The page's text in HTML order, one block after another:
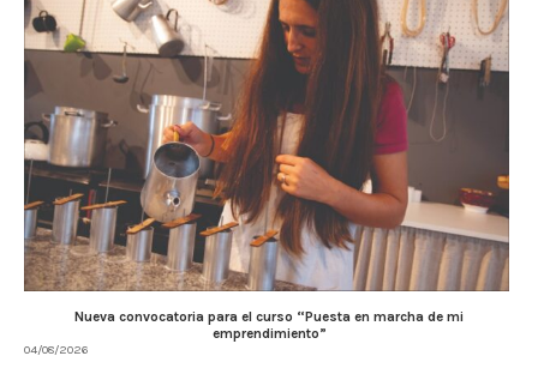
Nueva convocatoria para el curso “Puesta en marcha de mi
emprendimiento”
04/08/2026